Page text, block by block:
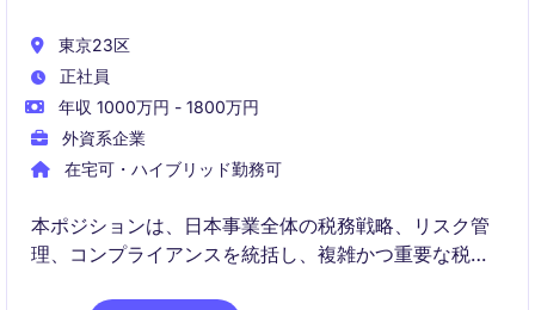
東京23区
正社員
年収 1000万円 - 1800万円
外資系企業
在宅可・ハイブリッド勤務可
本ポジションは、日本事業全体の税務戦略、リスク管
理、コンプライアンスを統括し、複雑かつ重要な税務